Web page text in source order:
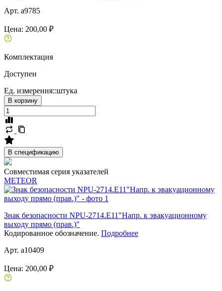
Арт. a9785
Цена: 200,00 ₽
Комплектация
Доступен
Ед. измерения::штука
В корзину
В спецификацию
Совместимая серия указателей
METEOR
Знак безопасности NPU-2714.E11"Напр. к эвакуационному
выходу прямо (прав.)"
Кодированное обозначение. Подробнее
Арт. a10409
Цена: 200,00 ₽